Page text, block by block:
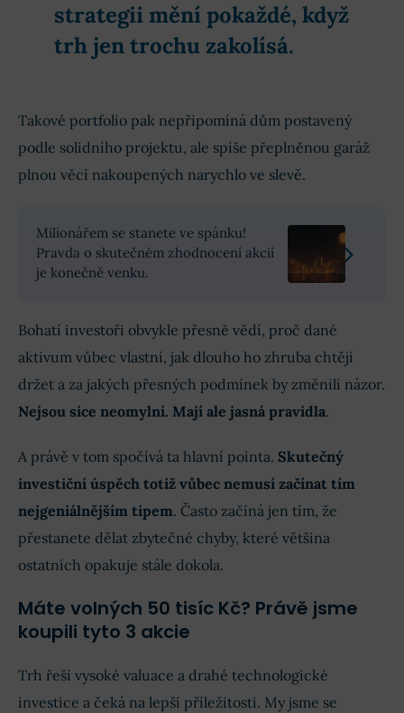
strategii mění pokaždé, když
trh jen trochu zakolísá.
Takové portfolio pak nepřipomíná dům postavený
podle solidního projektu, ale spíše přeplněnou garáž
plnou věcí nakoupených narychlo ve slevě.
Milionářem se stanete ve spánku!
Pravda o skutečném zhodnocení akcií
je konečně venku.
Bohatí investoři obvykle přesně vědí, proč dané
aktivum vůbec vlastní, jak dlouho ho zhruba chtějí
držet a za jakých přesných podmínek by změnili názor.
Nejsou sice neomylní. Mají ale jasná pravidla.
A právě v tom spočívá ta hlavní pointa. Skutečný
investiční úspěch totiž vůbec nemusí začínat tím
nejgeniálnějším tipem. Často začíná jen tím, že
přestanete dělat zbytečné chyby, které většina
ostatních opakuje stále dokola.
Máte volných 50 tisíc Kč? Právě jsme
koupili tyto 3 akcie
Trh řeší vysoké valuace a drahé technologické
investice a čeká na lepší příležitosti. My jsme se